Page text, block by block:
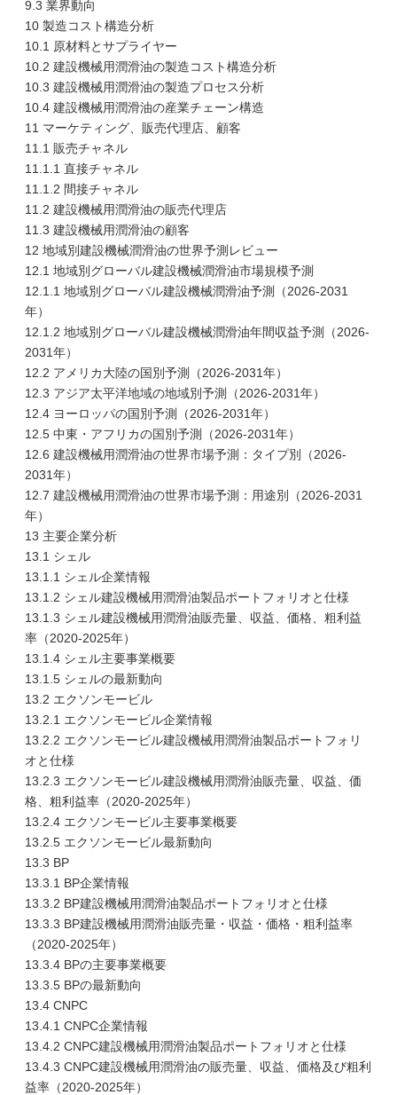
9.3 業界動向
10 製造コスト構造分析
10.1 原材料とサプライヤー
10.2 建設機械用潤滑油の製造コスト構造分析
10.3 建設機械用潤滑油の製造プロセス分析
10.4 建設機械用潤滑油の産業チェーン構造
11 マーケティング、販売代理店、顧客
11.1 販売チャネル
11.1.1 直接チャネル
11.1.2 間接チャネル
11.2 建設機械用潤滑油の販売代理店
11.3 建設機械用潤滑油の顧客
12 地域別建設機械潤滑油の世界予測レビュー
12.1 地域別グローバル建設機械潤滑油市場規模予測
12.1.1 地域別グローバル建設機械潤滑油予測（2026-2031
年）
12.1.2 地域別グローバル建設機械潤滑油年間収益予測（2026-
2031年）
12.2 アメリカ大陸の国別予測（2026-2031年）
12.3 アジア太平洋地域の地域別予測（2026-2031年）
12.4 ヨーロッパの国別予測（2026-2031年）
12.5 中東・アフリカの国別予測（2026-2031年）
12.6 建設機械用潤滑油の世界市場予測：タイプ別（2026-
2031年）
12.7 建設機械用潤滑油の世界市場予測：用途別（2026-2031
年）
13 主要企業分析
13.1 シェル
13.1.1 シェル企業情報
13.1.2 シェル建設機械用潤滑油製品ポートフォリオと仕様
13.1.3 シェル建設機械用潤滑油販売量、収益、価格、粗利益
率（2020-2025年）
13.1.4 シェル主要事業概要
13.1.5 シェルの最新動向
13.2 エクソンモービル
13.2.1 エクソンモービル企業情報
13.2.2 エクソンモービル建設機械用潤滑油製品ポートフォリ
オと仕様
13.2.3 エクソンモービル建設機械用潤滑油販売量、収益、価
格、粗利益率（2020-2025年）
13.2.4 エクソンモービル主要事業概要
13.2.5 エクソンモービル最新動向
13.3 BP
13.3.1 BP企業情報
13.3.2 BP建設機械用潤滑油製品ポートフォリオと仕様
13.3.3 BP建設機械用潤滑油販売量・収益・価格・粗利益率
（2020-2025年）
13.3.4 BPの主要事業概要
13.3.5 BPの最新動向
13.4 CNPC
13.4.1 CNPC企業情報
13.4.2 CNPC建設機械用潤滑油製品ポートフォリオと仕様
13.4.3 CNPC建設機械用潤滑油の販売量、収益、価格及び粗利
益率（2020-2025年）